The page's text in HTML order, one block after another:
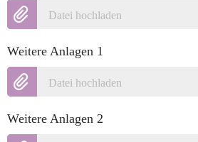
Datei hochladen
Weitere Anlagen 1
Datei hochladen
Weitere Anlagen 2